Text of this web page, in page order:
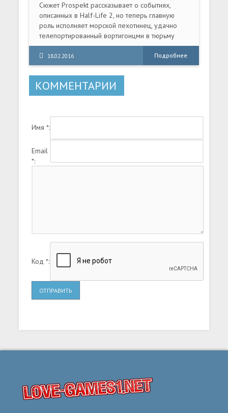
Сюжет Prospekt рассказывает о событиях,
описанных в Half-Life 2, но теперь главную
роль исполняет морской пехотинец, удачно
телепортированный вортигонцми в тюрьму
«Нова Проспект». В тюрьме содержат Гордона
Фримена и ваша цель — вызволить его из
клетки.
18.02.2016 Подробнее
КОММЕНТАРИИ
Имя *:
Email
*:
Код *:
ОТПРАВИТЬ